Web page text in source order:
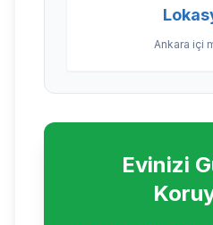
Ankara içi
Evinizi